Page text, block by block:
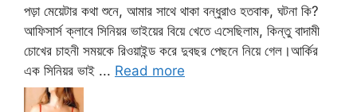
পড়া মেয়েটার কথা শুনে, আমার সাথে থাকা বন্ধুরাও হতবাক, ঘটনা কি?
আফিসার্স ক্লাবে সিনিয়র ভাইয়ের বিয়ে খেতে এসেছিলাম, কিন্তু বাদামী
চোখের চাহনী সময়কে রিওয়াইন্ড করে দুবছর পেছনে নিয়ে গেল।আর্কির
এক সিনিয়র ভাই ... Read more